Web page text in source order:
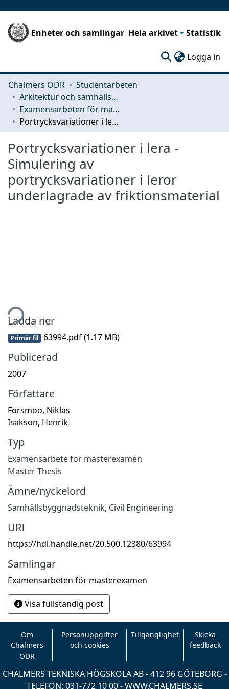
Enheter och samlingar Hela arkivet Statistik
Logga in
Chalmers ODR
Studentarbeten
Arkitektur och samhällsbyggnadsteknik (ACE)
Examensarbeten för masterexamen
Portrycksvariationer i lera - Simulering av portrycksvariationer i leror underlagrade av friktionsmaterial
Portrycksvariationer i lera -
Simulering av
portrycksvariationer i leror
underlagrade av friktionsmaterial
Ladda ner
Primär fil 63994.pdf(1.17 MB)
Publicerad
2007
Författare
Forsmoo, Niklas
Isakson, Henrik
Typ
Examensarbete för masterexamen
Master Thesis
Ämne/nyckelord
Samhällsbyggnadsteknik, Civil Engineering
URI
https://hdl.handle.net/20.500.12380/63994
Samlingar
Examensarbeten för masterexamen
Visa fullständig post
Om
Chalmers
ODR
Personuppgifter
och cookies
Tillgänglighet
Skicka
feedback
CHALMERS TEKNISKA HÖGSKOLA AB - 412 96 GÖTEBORG -
TELEFON: 031-772 10 00 -WWW.CHALMERS.SE